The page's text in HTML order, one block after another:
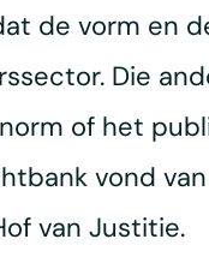
de vorm en
Die
of het
vond
van Justitie.